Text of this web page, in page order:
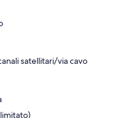
satellitari/via cavo